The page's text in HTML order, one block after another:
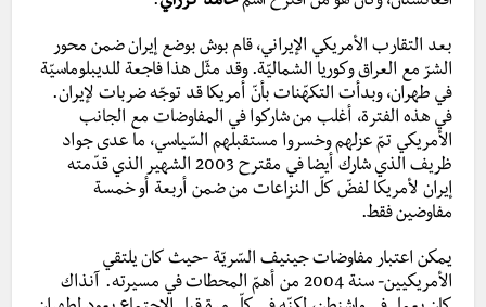
بعد التقارب الأمريكي الإيراني، قام بوش بوضع إيران ضمن محور
الشرّ مع العراق وكوريا الشماليّة. وقد مثّل هذا فاجعة للديبلوماسيّة
في طهران، وبدأت التكهّنات بأنّ أمريكا قد توجّه ضربات لإيران.
في هذه الفترة، أغلب من شاركوا في المفاوضات مع الجانب
الأمريكي تمّ عزلهم وخسروا مستقبلهم السّياسي، ما عدى جواد
ظريف الذي شارك أيضا في مقترح 2003 الشهير الذي قدّمته
إيران لأمريكا لفضّ كلّ النزاعات من ضمن أربعة أو خمسة
مفاوضين فقط.
يمكن اعتبار مفاوضات جينيف السّريّة -حيث كان يلتقي
الأمريكيين- سنة 2004 من أهمّ المحطات في مسيرته. آنذاك